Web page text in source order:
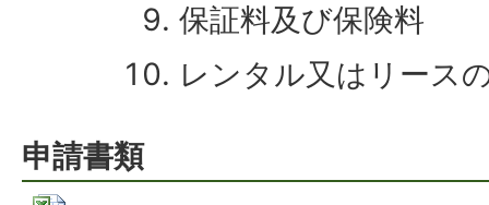
保証料及び保険料
レンタル又はリース
申請書類